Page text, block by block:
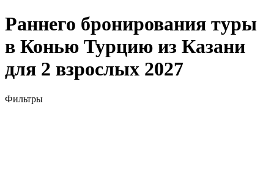
Раннего бронирования туры
в Конью Турцию из Казани
для 2 взрослых 2027
Фильтры